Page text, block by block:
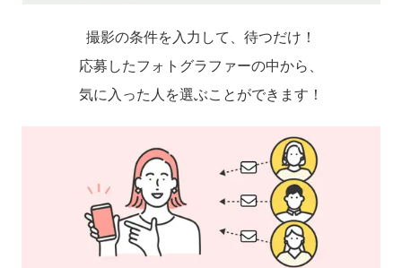
撮影の条件を入力して、待つだけ！
応募したフォトグラファーの中から、
気に入った人を選ぶことができます！